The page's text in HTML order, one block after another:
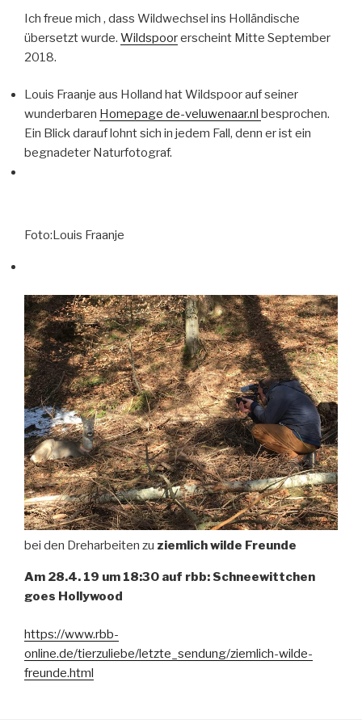
Ich freue mich , dass Wildwechsel ins Holländische
übersetzt wurde. Wildspoorerscheint Mitte September
2018.
Louis Fraanje aus Holland hat Wildspoor auf seiner
wunderbaren Homepage de-veluwenaar.nl besprochen.
Ein Blick darauf lohnt sich in jedem Fall, denn er ist ein
begnadeter Naturfotograf.
Foto:Louis Fraanje
bei den Dreharbeiten zu ziemlich wilde Freunde
Am 28.4. 19 um 18:30 auf rbb: Schneewittchen
goes Hollywood
https://www.rbb-
online.de/tierzuliebe/letzte_sendung/ziemlich-wilde-
freunde.html